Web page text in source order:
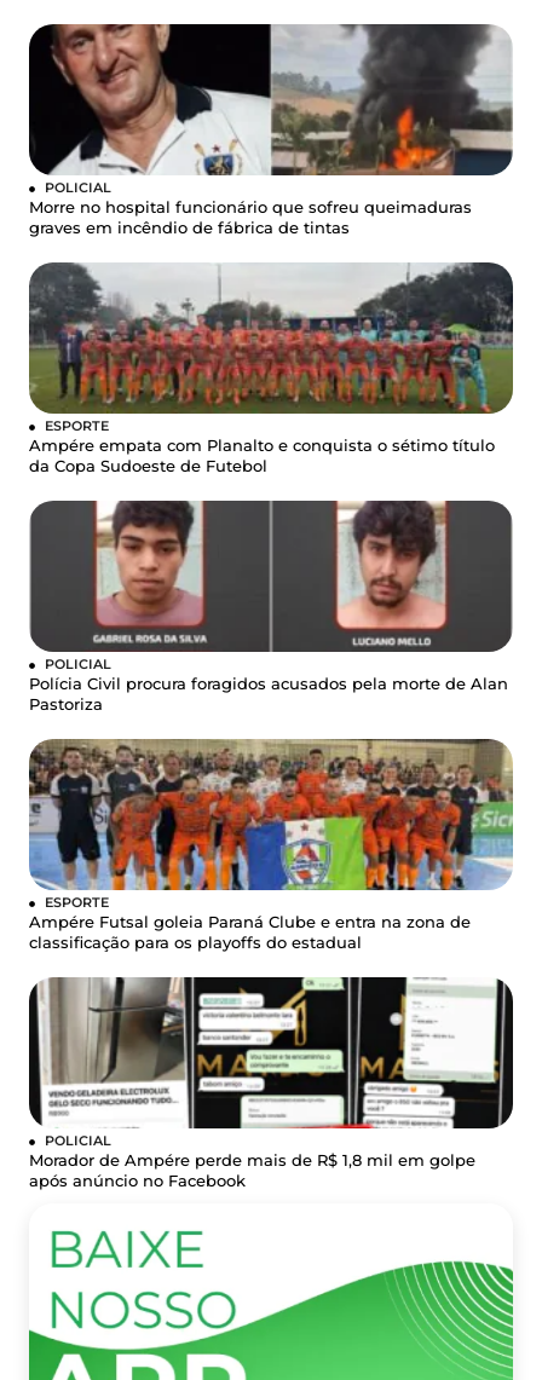
POLICIAL
Morre no hospital funcionário que sofreu queimaduras
graves em incêndio de fábrica de tintas
ESPORTE
Ampére empata com Planalto e conquista o sétimo título
da Copa Sudoeste de Futebol
POLICIAL
Polícia Civil procura foragidos acusados pela morte de Alan
Pastoriza
ESPORTE
Ampére Futsal goleia Paraná Clube e entra na zona de
classificação para os playoffs do estadual
POLICIAL
Morador de Ampére perde mais de R$ 1,8 mil em golpe
após anúncio no Facebook